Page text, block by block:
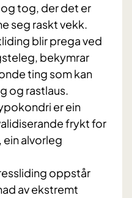
tog, der det er
seg raskt vekk.
blir prega ved
bekymrar
ting som kan
og rastlaus.
er ein
frykt for
ein alvorleg
oppstår
av ekstremt